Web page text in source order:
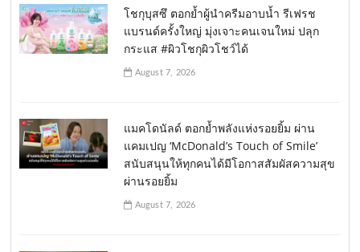
โชกุบุสซึ ตอกย้ำผู้นำครีมอาบน้ำ รีเฟรช
แบรนด์ครั้งใหญ่ มุ่งเจาะคนเจนใหม่ ปลุก
กระแส #ผิวโชกุผิวโชว์ได้
August 7, 2026
แมคโดนัลด์ ตอกย้ำพลังแห่งรอยยิ้ม ผ่าน
แคมเปญ ‘McDonald’s Touch of Smile’
สนับสนุนให้ทุกคนได้มีโอกาสสัมผัสความสุข
ผ่านรอยยิ้ม
August 7, 2026